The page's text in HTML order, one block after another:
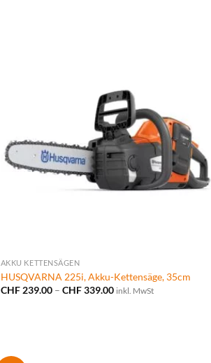
AKKU KETTENSÄGEN
HUSQVARNA 225i, Akku-Kettensäge, 35cm
CHF239.00 – CHF339.00Preisspanne:
inkl. MwSt